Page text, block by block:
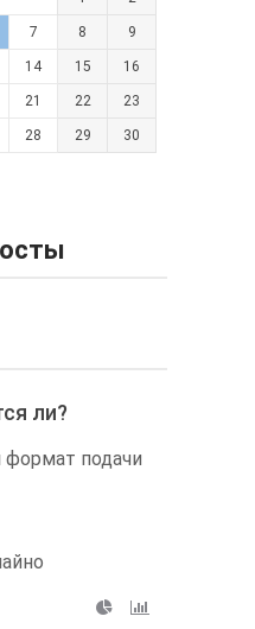
7 8 9
14 15 16
21 22 23
28 29 30
ли?
подачи